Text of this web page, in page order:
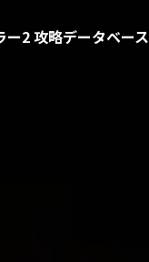
2 攻略データベース